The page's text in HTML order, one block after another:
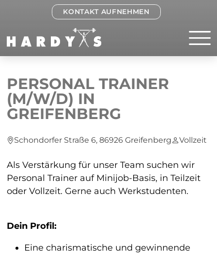
KONTAKT AUFNEHMEN
PERSONAL TRAINER
(M/W/D) IN
GREIFENBERG
Schondorfer Straße 6, 86926 Greifenberg Vollzeit
Als Verstärkung für unser Team suchen wir
Personal Trainer auf Minijob-Basis, in Teilzeit
oder Vollzeit. Gerne auch Werkstudenten.
Dein Profil:
Eine charismatische und gewinnende